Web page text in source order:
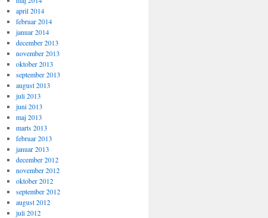
april 2014
februar 2014
januar 2014
december 2013
november 2013
oktober 2013
september 2013
august 2013
juli 2013
juni 2013
maj 2013
marts 2013
februar 2013
januar 2013
december 2012
november 2012
oktober 2012
september 2012
august 2012
juli 2012